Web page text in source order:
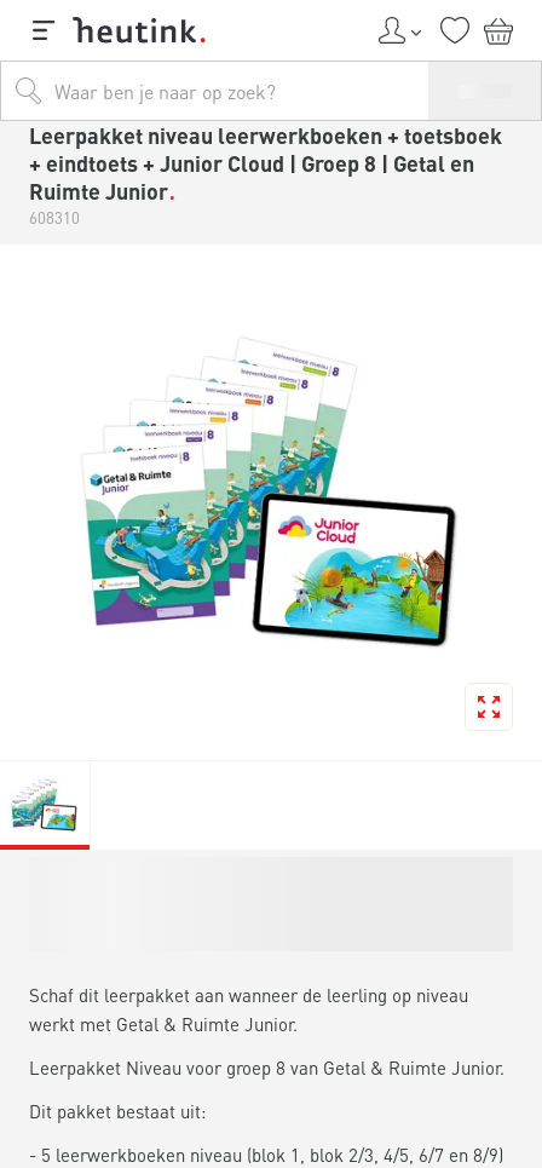
Leerpakket niveau leerwerkboeken + toetsboek
+ eindtoets + Junior Cloud | Groep 8 | Getal en
Ruimte Junior
608310
Schaf dit leerpakket aan wanneer de leerling op niveau
werkt met Getal & Ruimte Junior.
Leerpakket Niveau voor groep 8 van Getal & Ruimte Junior.
Dit pakket bestaat uit:
- 5 leerwerkboeken niveau (blok 1, blok 2/3, 4/5, 6/7 en 8/9)